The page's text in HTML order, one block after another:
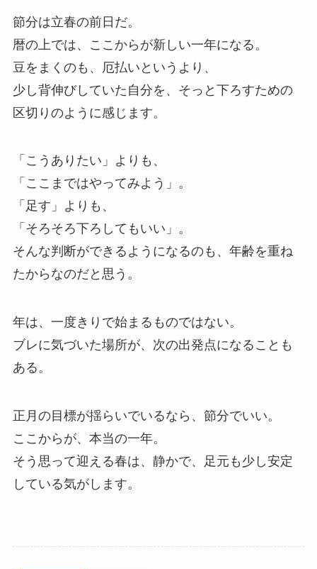
節分は立春の前日だ。
暦の上では、ここからが新しい一年になる。
豆をまくのも、厄払いというより、
少し背伸びしていた自分を、そっと下ろすための
区切りのように感じます。
「こうありたい」よりも、
「ここまではやってみよう」。
「足す」よりも、
「そろそろ下ろしてもいい」。
そんな判断ができるようになるのも、年齢を重ね
たからなのだと思う。
年は、一度きりで始まるものではない。
ブレに気づいた場所が、次の出発点になることも
ある。
正月の目標が揺らいでいるなら、節分でいい。
ここからが、本当の一年。
そう思って迎える春は、静かで、足元も少し安定
している気がします。